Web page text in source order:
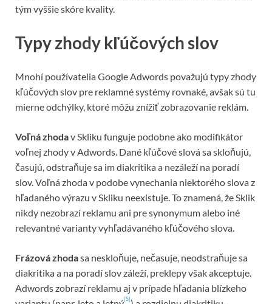
tým vyššie skóre kvality.
Typy zhody kľúčových slov
Mnohí používatelia Google Adwords považujú typy zhody
kľúčových slov pre reklamné systémy rovnaké, avšak sú tu
mierne odchýlky, ktoré môžu znížiť zobrazovanie reklám.
Voľná zhodav Skliku funguje podobne ako modifikátor
voľnej zhody v Adwords. Dané kľúčové slová sa skloňujú,
časujú, odstraňuje sa im diakritika a nezáleží na poradí
slov. Voľná zhoda v podobe vynechania niektorého slova z
hľadaného výrazu v Skliku neexistuje. To znamená, že Sklik
nikdy nezobrazí reklamu ani pre synonymum alebo iné
relevantné varianty vyhľadávaného kľúčového slova.
Frázová zhodasa neskloňuje, nečasuje, neodstraňuje sa
diakritika a na poradí slov záleží, preklepy však akceptuje.
Adwords zobrazí reklamu aj v prípade hľadania blízkeho
[5]